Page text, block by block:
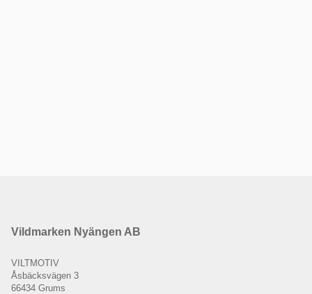
Vildmarken Nyängen AB
VILTMOTIV
Åsbäcksvägen 3
66434 Grums